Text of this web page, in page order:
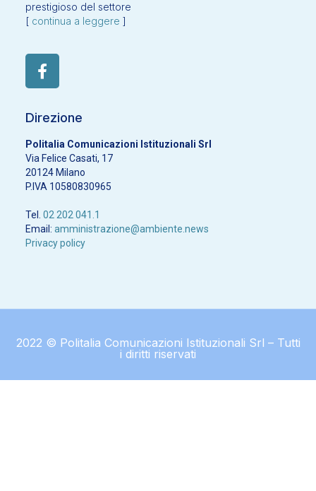
prestigioso del settore
[ continua a leggere ]
Direzione
Politalia Comunicazioni Istituzionali Srl
Via Felice Casati, 17
20124 Milano
P.IVA 10580830965
Tel. 02 202 041.1
Email: amministrazione@ambiente.news
Privacy policy
2022 © Politalia Comunicazioni Istituzionali Srl – Tutti
i diritti riservati